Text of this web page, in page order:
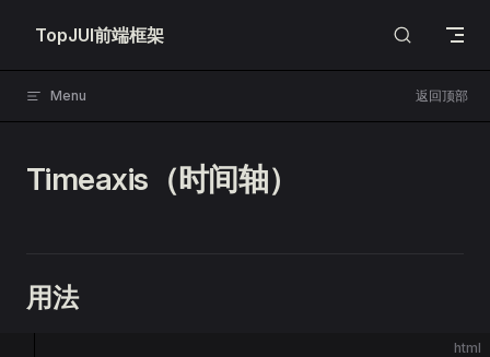
Skip to content
TopJUI前端框架
Menu 返回顶部
Timeaxis（时间轴）
用法
html